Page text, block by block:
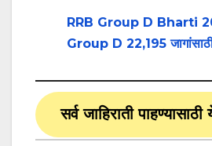
RRB Group D Bharti
Group D 22,195 जागांसाठी
सर्व जाहिराती